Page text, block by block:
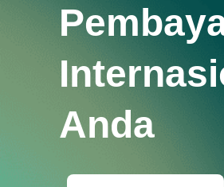
Anda